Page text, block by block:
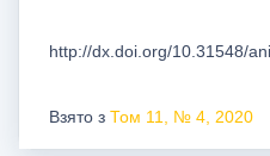
http://dx.doi.org/10.31548/
Взято з Том 11, № 4, 2020